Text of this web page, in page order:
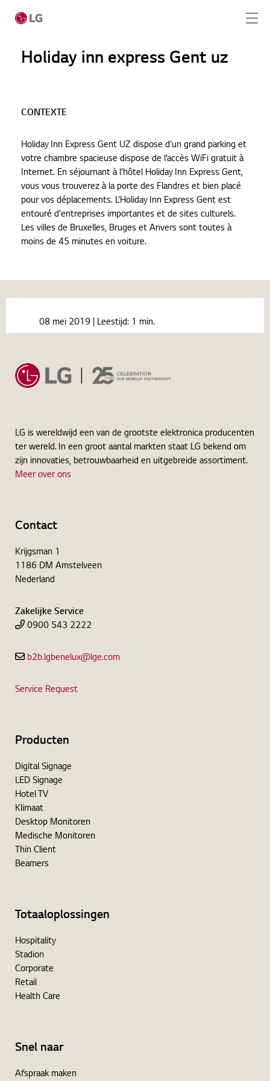
Totaaloplossingen
Cases
Nieuws
Holiday inn express Gent uz
CONTEXTE
Holiday Inn Express Gent UZ dispose d’un grand parking et
votre chambre spacieuse dispose de l’accès WiFi gratuit à
Internet. En séjournant à l’hôtel Holiday Inn Express Gent,
vous vous trouverez à la porte des Flandres et bien placé
pour vos déplacements. L'Holiday Inn Express Gent est
entouré d'entreprises importantes et de sites culturels.
Les villes de Bruxelles, Bruges et Anvers sont toutes à
moins de 45 minutes en voiture.
Holiday inn express Gent uz
08 mei 2019 | Leestijd: 1 min.
LG is wereldwijd een van de grootste elektronica producenten
ter wereld. In een groot aantal markten staat LG bekend om
zijn innovaties, betrouwbaarheid en uitgebreide assortiment.
Meer over ons
Contact
Krijgsman 1
1186 DM Amstelveen
Nederland
Zakelijke Service
0900 543 2222
b2b.lgbenelux@lge.com
Service Request
Producten
Digital Signage
LED Signage
Hotel TV
Klimaat
Desktop Monitoren
Medische Monitoren
Thin Client
Beamers
Totaaloplossingen
Hospitality
Stadion
Corporate
Retail
Health Care
Snel naar
Afspraak maken